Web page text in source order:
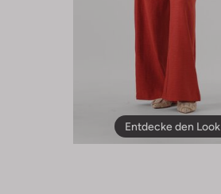
Entdecke den Look